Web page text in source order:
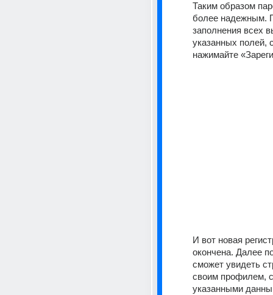
Таким образом
более надежным.
заполнения всех
указанных полей,
нажимайте
И вот новая
окончена. Далее
сможет увидеть
своим профилем,
указанными